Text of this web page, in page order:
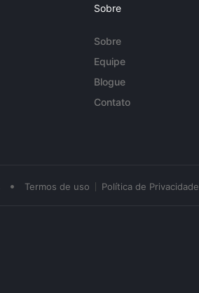
Sobre
Sobre
Equipe
Blogue
Contato
• Termos de uso Política de Privacidade